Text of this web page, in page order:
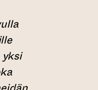
yksi